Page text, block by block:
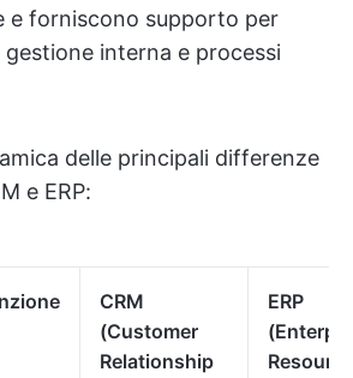
e forniscono supporto per
interna e processi
delle principali differenze
e ERP:
CRM
(Customer
Relationship
ERP
Resource